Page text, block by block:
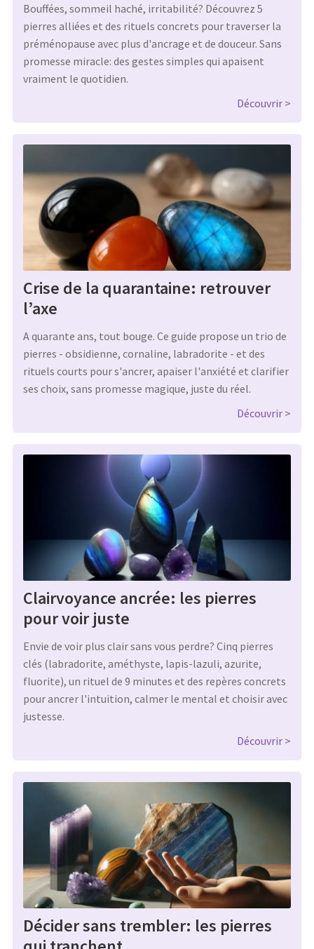
Bouffées, sommeil haché, irritabilité? Découvrez 5
pierres alliées et des rituels concrets pour traverser la
préménopause avec plus d'ancrage et de douceur. Sans
promesse miracle: des gestes simples qui apaisent
vraiment le quotidien.
Découvrir
Crise de la quarantaine: retrouver
l’axe
A quarante ans, tout bouge. Ce guide propose un trio de
pierres - obsidienne, cornaline, labradorite - et des
rituels courts pour s'ancrer, apaiser l'anxiété et clarifier
ses choix, sans promesse magique, juste du réel.
Découvrir
Clairvoyance ancrée: les pierres
pour voir juste
Envie de voir plus clair sans vous perdre? Cinq pierres
clés (labradorite, améthyste, lapis-lazuli, azurite,
fluorite), un rituel de 9 minutes et des repères concrets
pour ancrer l'intuition, calmer le mental et choisir avec
justesse.
Découvrir
Décider sans trembler: les pierres